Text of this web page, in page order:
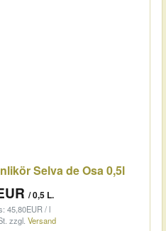
Selva de Osa 0,5l
/ 0,5 L.
45,80EUR / l
zzgl. Versand